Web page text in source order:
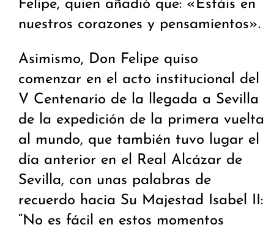
Felipe, quien añadió que: «Estáis en
nuestros corazones y pensamientos».
Asimismo, Don Felipe quiso
comenzar en el acto institucional del
V Centenario de la llegada a Sevilla
de la expedición de la primera vuelta
al mundo, que también tuvo lugar el
día anterior en el Real Alcázar de
Sevilla, con unas palabras de
recuerdo hacia Su Majestad Isabel II:
“No es fácil en estos momentos